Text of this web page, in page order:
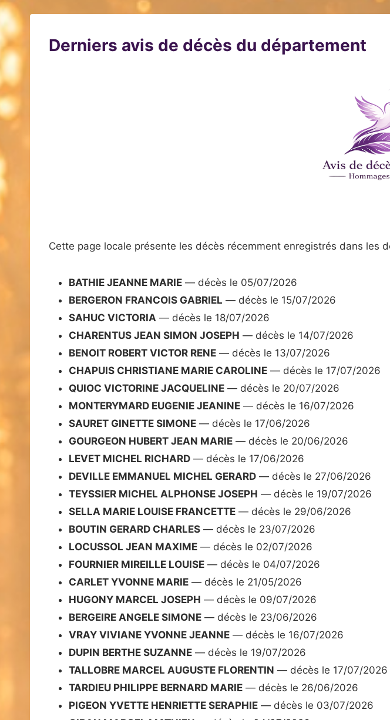
Derniers avis de décès du département
Cette page locale présente les décès récemment enregistrés dans les
BATHIE JEANNE MARIE — décès le 05/07/2026
BERGERON FRANCOIS GABRIEL — décès le 15/07/2026
SAHUC VICTORIA — décès le 18/07/2026
CHARENTUS JEAN SIMON JOSEPH — décès le 14/07/2026
BENOIT ROBERT VICTOR RENE — décès le 13/07/2026
CHAPUIS CHRISTIANE MARIE CAROLINE — décès le 17/07/2026
QUIOC VICTORINE JACQUELINE — décès le 20/07/2026
MONTERYMARD EUGENIE JEANINE — décès le 16/07/2026
SAURET GINETTE SIMONE — décès le 17/06/2026
GOURGEON HUBERT JEAN MARIE — décès le 20/06/2026
LEVET MICHEL RICHARD — décès le 17/06/2026
DEVILLE EMMANUEL MICHEL GERARD — décès le 27/06/2026
TEYSSIER MICHEL ALPHONSE JOSEPH — décès le 19/07/2026
SELLA MARIE LOUISE FRANCETTE — décès le 29/06/2026
BOUTIN GERARD CHARLES — décès le 23/07/2026
LOCUSSOL JEAN MAXIME — décès le 02/07/2026
FOURNIER MIREILLE LOUISE — décès le 04/07/2026
CARLET YVONNE MARIE — décès le 21/05/2026
HUGONY MARCEL JOSEPH — décès le 09/07/2026
BERGEIRE ANGELE SIMONE — décès le 23/06/2026
VRAY VIVIANE YVONNE JEANNE — décès le 16/07/2026
DUPIN BERTHE SUZANNE — décès le 19/07/2026
TALLOBRE MARCEL AUGUSTE FLORENTIN — décès le 17/07/2026
TARDIEU PHILIPPE BERNARD MARIE — décès le 26/06/2026
PIGEON YVETTE HENRIETTE SERAPHIE — décès le 03/07/2026